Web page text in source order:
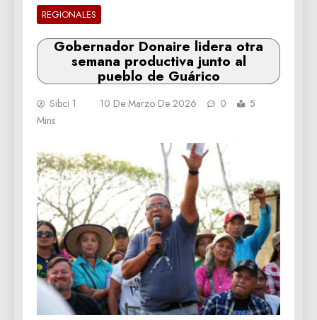
REGIONALES
‎Gobernador Donaire lidera otra
semana productiva junto al
pueblo de Guárico
Sibci 1 10 De Marzo De 2026 0
5
Mins